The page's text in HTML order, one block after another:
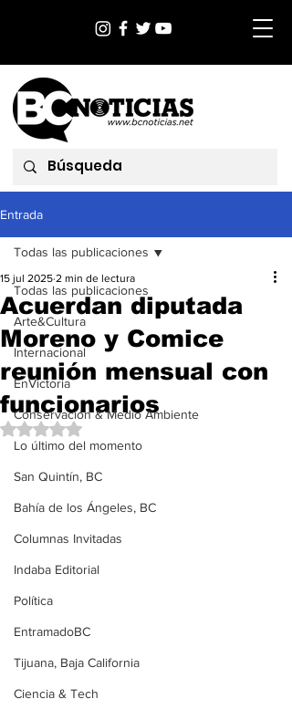
Entrada
Todas las publicaciones
Arte&Cultura
Internacional
EnVictoria
Conservación & Medio Ambiente
Lo último del momento
San Quintín, BC
Bahía de los Ángeles, BC
Columnas Invitadas
Indaba Editorial
Política
EntramadoBC
Tijuana, Baja California
Ciencia & Tech
Todas las publicaciones
Acuerdan diputada
Moreno y Comice
reunión mensual con
funcionarios
15 jul 2025 2 min de lectura
Obtuvo NaN de 5 estrellas.